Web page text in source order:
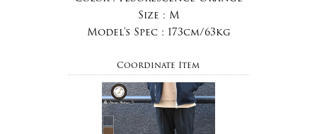
Size : M
Model's Spec : 173cm/63kg
Coordinate Item